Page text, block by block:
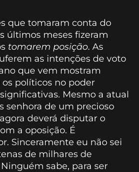
que tomaram conta do
últimos meses fizeram
tomarem posição. As
as intenções de voto
que vem mostram
políticos no poder
Mesmo a atual
senhora de um precioso
deverá disputar o
a oposição. É
Sinceramente eu não sei
de milhares de
sabe, para ser